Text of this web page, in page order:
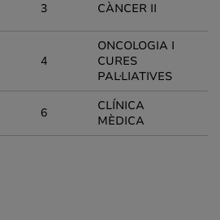
3 CÀNCER II
4
ONCOLOGIA I
CURES
PAL·LIATIVES
6
CLÍNICA
MÈDICA